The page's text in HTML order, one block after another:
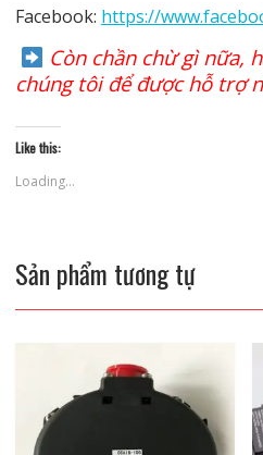
Facebook: https://
Còn chần chừ gì nữa,
chúng tôi để được hỗ trợ
Like this:
Loading...
Sản phẩm tương tự